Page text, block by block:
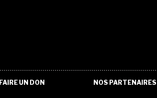
FAIRE UN DON NOS PARTENAIRES